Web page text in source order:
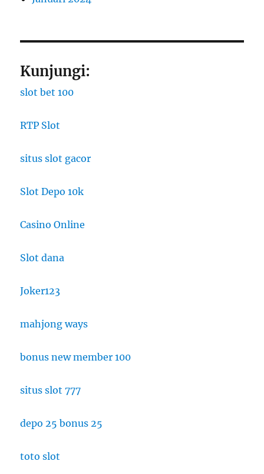
Kunjungi:
slot bet 100
RTP Slot
situs slot gacor
Slot Depo 10k
Casino Online
Slot dana
Joker123
mahjong ways
bonus new member 100
situs slot 777
depo 25 bonus 25
toto slot